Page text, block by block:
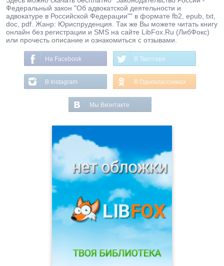
Федеральный закон "Об адвокатской деятельности и
адвокатуре в Российской Федерации"" в формате fb2, epub, txt,
doc, pdf. Жанр: Юриспруденция. Так же Вы можете читать книгу
онлайн без регистрации и SMS на сайте LibFox.Ru (ЛибФокс)
или прочесть описание и ознакомиться с отзывами.
На Facebook В Твиттере
В Instagram В Одноклассниках
Мы Вконтакте